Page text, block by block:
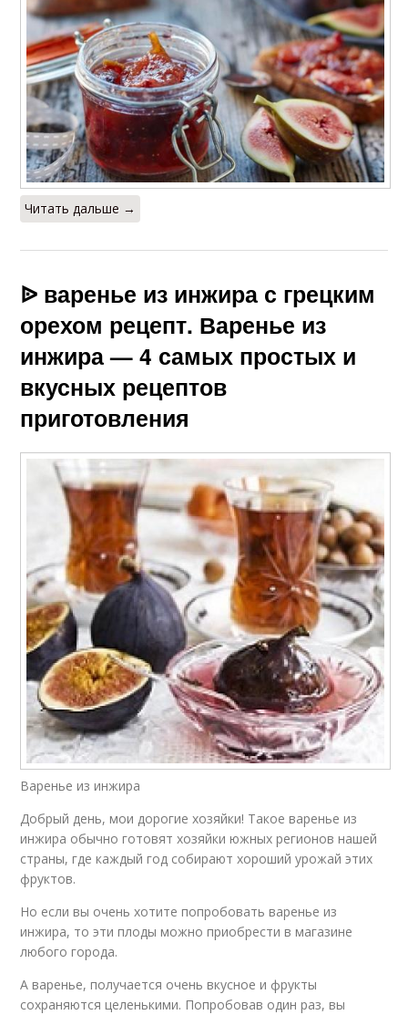
Читать дальше →
ᐉ варенье из инжира с грецким
орехом рецепт. Варенье из
инжира — 4 самых простых и
вкусных рецептов
приготовления
Варенье из инжира
Добрый день, мои дорогие хозяйки! Такое варенье из
инжира обычно готовят хозяйки южных регионов нашей
страны, где каждый год собирают хороший урожай этих
фруктов.
Но если вы очень хотите попробовать варенье из
инжира, то эти плоды можно приобрести в магазине
любого города.
А варенье, получается очень вкусное и фрукты
сохраняются целенькими. Попробовав один раз, вы